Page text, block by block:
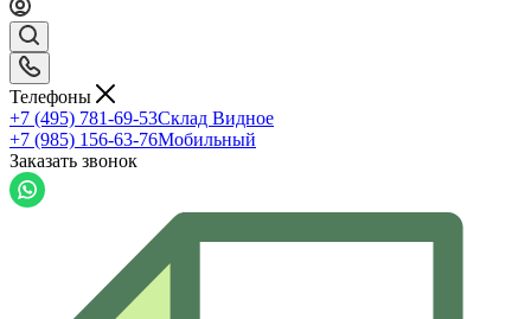
Телефоны
+7 (495) 781-69-53Склад Видное
+7 (985) 156-63-76Мобильный
Заказать звонок